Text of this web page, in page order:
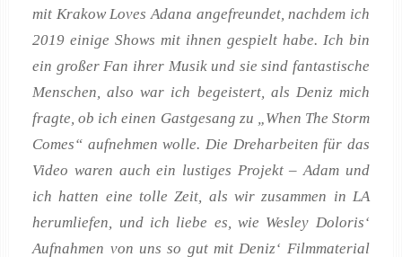
mit Krakow Loves Adana angefreundet, nachdem ich
2019 einige Shows mit ihnen gespielt habe. Ich bin
ein großer Fan ihrer Musik und sie sind fantastische
Menschen, also war ich begeistert, als Deniz mich
fragte, ob ich einen Gastgesang zu „When The Storm
Comes“ aufnehmen wolle. Die Dreharbeiten für das
Video waren auch ein lustiges Projekt – Adam und
ich hatten eine tolle Zeit, als wir zusammen in LA
herumliefen, und ich liebe es, wie Wesley Doloris‘
Aufnahmen von uns so gut mit Deniz‘ Filmmaterial